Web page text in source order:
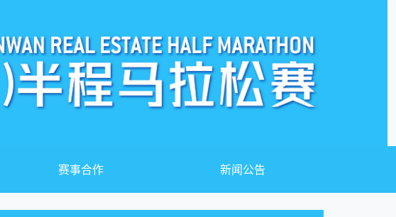
赛事合作 新闻公告